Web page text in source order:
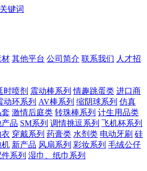
材 其他平台 公司简介 联系我们 人才招
时喷剂 震动棒系列 情趣跳蛋类 进口商
动环系列 AV棒系列 缩阴球系列 仿真
激情后庭类 转珠棒系列 计生用品类
品 SM系列 调情挑逗系列 飞机杯系列
穿戴系列 药膏类 水剂类 电动牙刷 硅
机 新产品 风扇系列 彩妆系列 毛绒公仔
系列 湿巾、纸巾系列